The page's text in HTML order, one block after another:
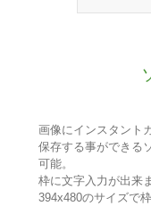
画像にインスタント
保存する事ができる
可能。
枠に文字入力が出来ま
394x480のサイズで